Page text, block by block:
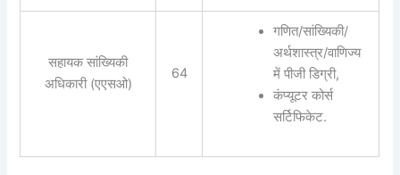
सहायक सांख्यिकी
अधिकारी (एएसओ)
64
गणित/सांख्यिकी/
अर्थशास्त्र/वाणिज्य
में पीजी डिग्री,
कंप्यूटर कोर्स
सर्टिफिकेट.